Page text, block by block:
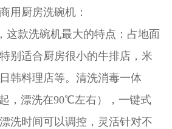
用厨房洗碗机：
款洗碗机最大的特点：占地面
别适合厨房很小的牛排店，米
韩料理店等。清洗消毒一体
，漂洗在90℃左右），一键式
洗时间可以调控，灵活针对不